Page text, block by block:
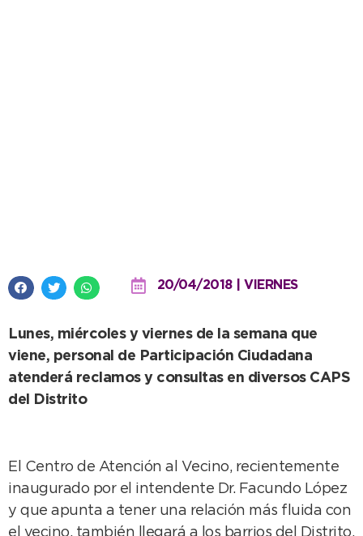
20/04/2018 | VIERNES
Lunes, miércoles y viernes de la semana que
viene, personal de Participación Ciudadana
atenderá reclamos y consultas en diversos CAPS
del Distrito
El Centro de Atención al Vecino, recientemente
inaugurado por el intendente Dr. Facundo López
y que apunta a tener una relación más fluida con
el vecino, también llegará a los barrios del Distrito.